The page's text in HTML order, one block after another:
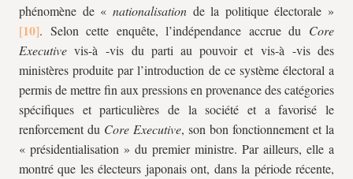
phénomène de « nationalisationde la politique électorale »
. Selon cette enquête, l’indépendance accrue du Core
Executive vis-à -vis du parti au pouvoir et vis-à -vis des
ministères produite par l’introduction de ce système électoral a
permis de mettre fin aux pressions en provenance des catégories
spécifiques et particulières de la société et a favorisé le
renforcement du Core Executive, son bon fonctionnement et la
« présidentialisation » du premier ministre. Par ailleurs, elle a
montré que les électeurs japonais ont, dans la période récente,